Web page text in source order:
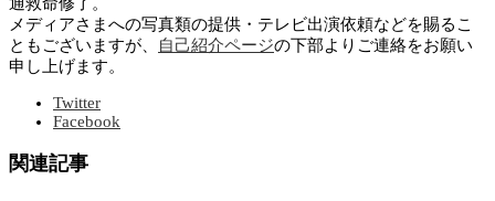
メディアさまへの写真類の提供・テレビ出演依頼などを賜るこ
ともございますが、
自己紹介ページの下部よりご連絡をお願い
申し上げます。
Twitter
Facebook
関連記事